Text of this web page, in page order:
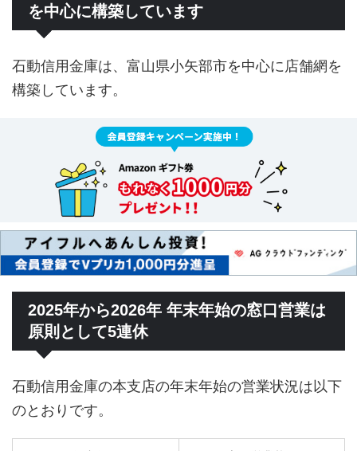
を中心に構築しています
石動信用金庫は、富山県小矢部市を中心に店舗網を
構築しています。
2025年から2026年 年末年始の窓口営業は
原則として5連休
石動信用金庫の本支店の年末年始の営業状況は以下
のとおりです。